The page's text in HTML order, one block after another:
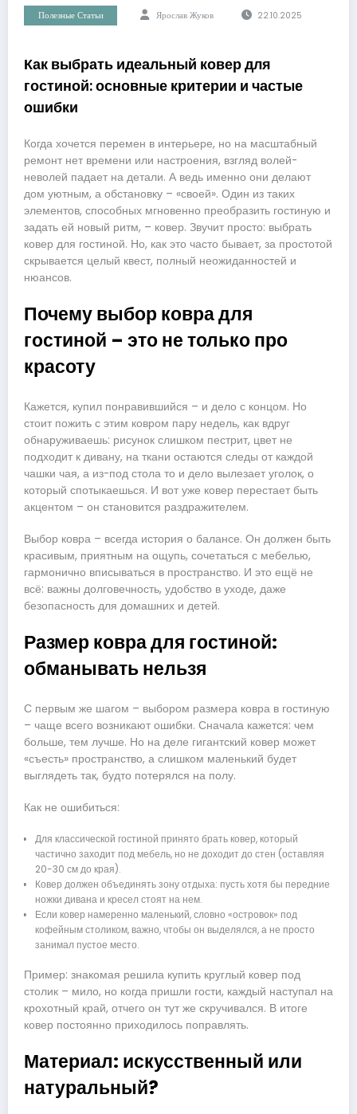
Полезные Статьи Ярослав Жуков 22.10.2025
Как выбрать идеальный ковер для
гостиной: основные критерии и частые
ошибки
Когда хочется перемен в интерьере, но на масштабный
ремонт нет времени или настроения, взгляд волей-
неволей падает на детали. А ведь именно они делают
дом уютным, а обстановку – «своей». Один из таких
элементов, способных мгновенно преобразить гостиную и
задать ей новый ритм, – ковер. Звучит просто: выбрать
ковер для гостиной. Но, как это часто бывает, за простотой
скрывается целый квест, полный неожиданностей и
нюансов.
Почему выбор ковра для
гостиной – это не только про
красоту
Кажется, купил понравившийся – и дело с концом. Но
стоит пожить с этим ковром пару недель, как вдруг
обнаруживаешь: рисунок слишком пестрит, цвет не
подходит к дивану, на ткани остаются следы от каждой
чашки чая, а из-под стола то и дело вылезает уголок, о
который спотыкаешься. И вот уже ковер перестает быть
акцентом – он становится раздражителем.
Выбор ковра – всегда история о балансе. Он должен быть
красивым, приятным на ощупь, сочетаться с мебелью,
гармонично вписываться в пространство. И это ещё не
всё: важны долговечность, удобство в уходе, даже
безопасность для домашних и детей.
Размер ковра для гостиной:
обманывать нельзя
С первым же шагом – выбором размера ковра в гостиную
– чаще всего возникают ошибки. Сначала кажется: чем
больше, тем лучше. Но на деле гигантский ковер может
«съесть» пространство, а слишком маленький будет
выглядеть так, будто потерялся на полу.
Как не ошибиться:
Для классической гостиной принято брать ковер, который
частично заходит под мебель, но не доходит до стен (оставляя
20-30 см до края).
Ковер должен объединять зону отдыха: пусть хотя бы передние
ножки дивана и кресел стоят на нем.
Если ковер намеренно маленький, словно «островок» под
кофейным столиком, важно, чтобы он выделялся, а не просто
занимал пустое место.
Пример: знакомая решила купить круглый ковер под
столик – мило, но когда пришли гости, каждый наступал на
крохотный край, отчего он тут же скручивался. В итоге
ковер постоянно приходилось поправлять.
Материал: искусственный или
натуральный?